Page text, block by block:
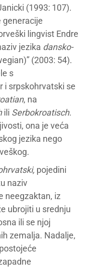
(1993: 107).
generacije
lingvist Endre
jezika dansko-
(2003: 54).
s
i srpskohrvatski se
, na
ili Serbokroatisch.
ona je veća
jezika nego
pojedini
naziv
neegzaktan, iz
ubrojiti u srednju
ili se njoj
zemalja. Nadalje,